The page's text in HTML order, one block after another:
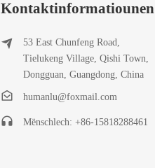
Kontaktinformatiounen
53 East Chunfeng Road,
Tielukeng Village, Qishi Town,
Dongguan, Guangdong, China
humanlu@foxmail.com
Mënschlech: +86-15818288461